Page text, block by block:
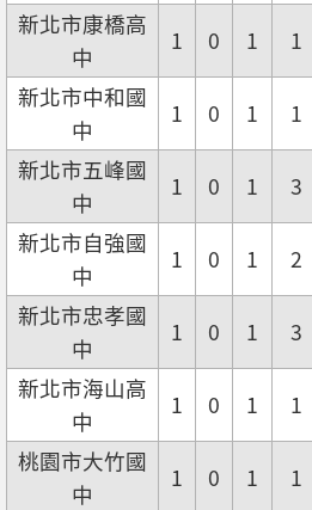
新北市康橋高
中
1 0 1 1
新北市中和國
中
1 0 1 1
新北市五峰國
中
1 0 1 3
新北市自強國
中
1 0 1 2
新北市忠孝國
中
1 0 1 3
新北市海山高
中
1 0 1 1
桃園市大竹國
中
1 0 1 1